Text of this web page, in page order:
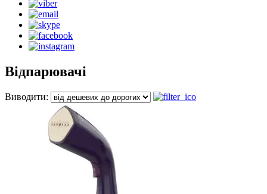
Відпарювачі
Виводити: